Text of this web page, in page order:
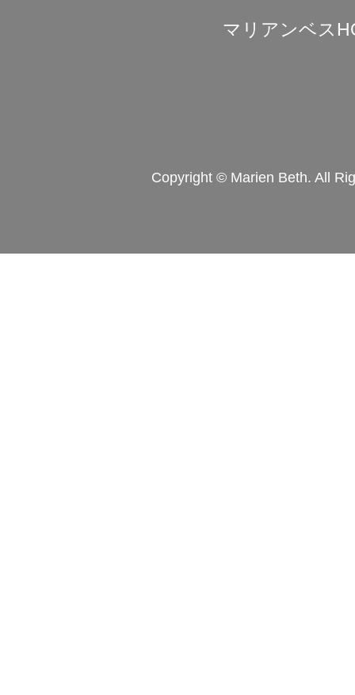
マリアンベス
Copyright © Marien Beth. All